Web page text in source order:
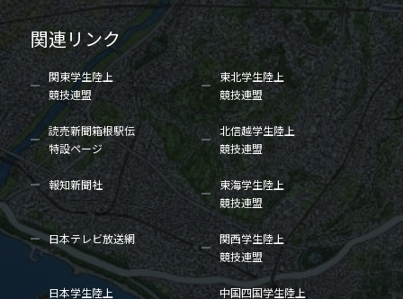
関連リンク
関東学生陸上
競技連盟
東北学生陸上
競技連盟
読売新聞箱根駅伝
特設ページ
北信越学生陸上
競技連盟
報知新聞社
東海学生陸上
競技連盟
日本テレビ放送網
関西学生陸上
競技連盟
日本学生陸上 中国四国学生陸上